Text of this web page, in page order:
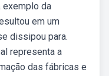
exemplo da
em um
dissipou para.
representa a
das fábricas e